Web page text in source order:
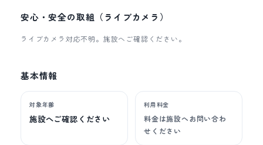
安心・安全の取組（ライブカメラ）
ライブカメラ対応不明。施設へご確認ください。
基本情報
対象年齢
施設へご確認ください
利用料金
料金は施設へお問い合わ
せください